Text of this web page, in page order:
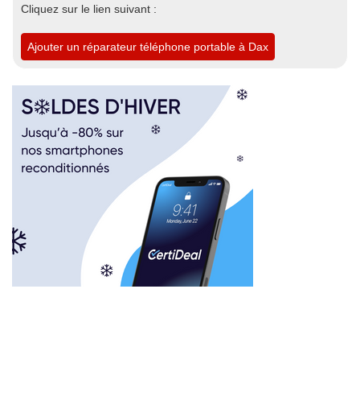
Cliquez sur le lien suivant :
Ajouter un réparateur téléphone portable à Dax